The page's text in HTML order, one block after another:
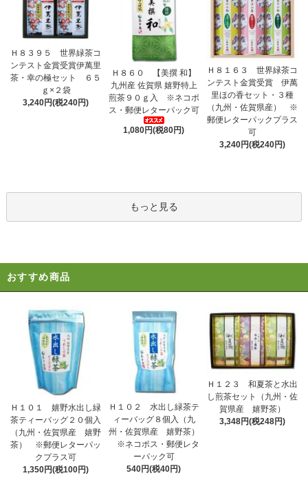
Ｈ８３９５ 世界緑茶コ
ンテスト金賞受賞伊萬里
茶・幸の極セット ６５
ｇ×２袋
3,240円(税240円)
Ｈ８６０ 【美撰 和】
九州産 佐賀県 嬉野特上
煎茶９０ｇ入 ※ネコポ
ス・郵便レターパック可
1,080円(税80円)
Ｈ８１６３ 世界緑茶コ
ンテスト金賞受賞 伊萬
里ほの香セット・３種
（九州・佐賀県産） ※
郵便レターパックプラス
可
3,240円(税240円)
もっと見る
おすすめ商品
Ｈ１０１ 嬉野水出し緑
茶ティーバッグ２０個入
（九州・佐賀県産 嬉野
茶） ※郵便レターパッ
クプラス可
1,350円(税100円)
Ｈ１０２ 水出し緑茶テ
ィーバッグ８個入（九
州・佐賀県産 嬉野茶）
※ネコポス・郵便レタ
ーパック可
540円(税40円)
Ｈ１２３ 和夏茶と水出
し煎茶セット（九州・佐
賀県産 嬉野茶）
3,348円(税248円)